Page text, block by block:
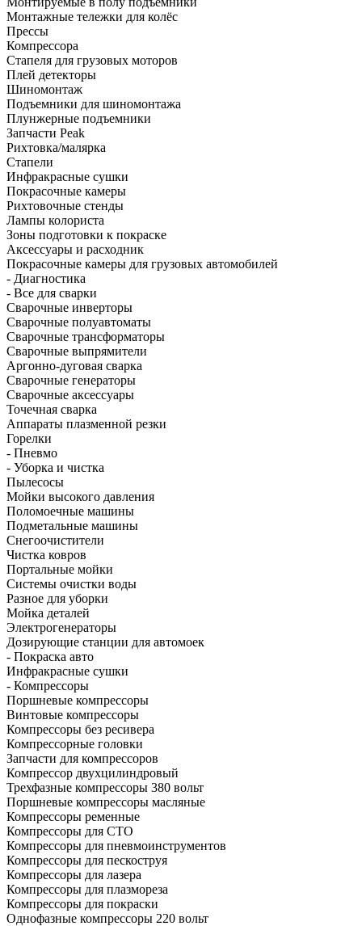
Монтажные тележки для колёс
Прессы
Компрессора
Стапеля для грузовых моторов
Плей детекторы
Шиномонтаж
Подъемники для шиномонтажа
Плунжерные подъемники
Запчасти Peak
Рихтовка/малярка
Стапели
Инфракрасные сушки
Покрасочные камеры
Рихтовочные стенды
Лампы колориста
Зоны подготовки к покраске
Аксессуары и расходник
Покрасочные камеры для грузовых автомобилей
- Диагностика
- Все для сварки
Сварочные инверторы
Сварочные полуавтоматы
Сварочные трансформаторы
Сварочные выпрямители
Аргонно-дуговая сварка
Сварочные генераторы
Сварочные аксессуары
Точечная сварка
Аппараты плазменной резки
Горелки
- Пневмо
- Уборка и чистка
Пылесосы
Мойки высокого давления
Поломоечные машины
Подметальные машины
Снегоочистители
Чистка ковров
Портальные мойки
Системы очистки воды
Разное для уборки
Мойка деталей
Электрогенераторы
Дозирующие станции для автомоек
- Покраска авто
Инфракрасные сушки
- Компрессоры
Поршневые компрессоры
Винтовые компрессоры
Компрессоры без ресивера
Компрессорные головки
Запчасти для компрессоров
Компрессор двухцилиндровый
Трехфазные компрессоры 380 вольт
Поршневые компрессоры масляные
Компрессоры ременные
Компрессоры для СТО
Компрессоры для пневмоинструментов
Компрессоры для пескоструя
Компрессоры для лазера
Компрессоры для плазмореза
Компрессоры для покраски
Однофазные компрессоры 220 вольт